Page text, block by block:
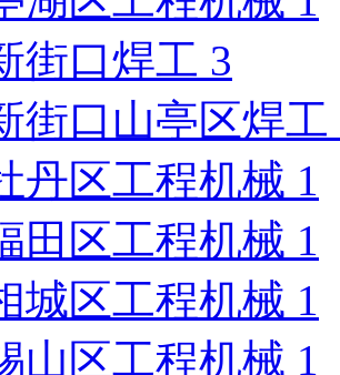
街口焊工 3
街口山亭区焊工
丹区工程机械 1
田区工程机械 1
城区工程机械 1
山区工程机械 1